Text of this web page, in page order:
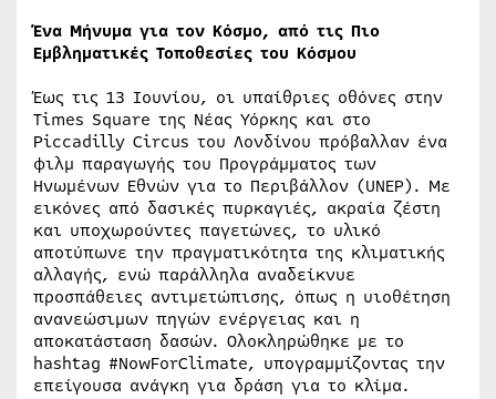
Ένα Μήνυμα για τον Κόσμο, από τις Πιο
Εμβληματικές Τοποθεσίες του Κόσμου
Έως τις 13 Ιουνίου, οι υπαίθριες οθόνες στην
Times Square της Νέας Υόρκης και στο
Piccadilly Circus του Λονδίνου πρόβαλλαν ένα
φιλμ παραγωγής του Προγράμματος των
Ηνωμένων Εθνών για το Περιβάλλον (UNEP). Με
εικόνες από δασικές πυρκαγιές, ακραία ζέστη
και υποχωρούντες παγετώνες, το υλικό
αποτύπωνε την πραγματικότητα της κλιματικής
αλλαγής, ενώ παράλληλα αναδείκνυε
προσπάθειες αντιμετώπισης, όπως η υιοθέτηση
ανανεώσιμων πηγών ενέργειας και η
αποκατάσταση δασών. Ολοκληρώθηκε με το
hashtag #NowForClimate, υπογραμμίζοντας την
επείγουσα ανάγκη για δράση για το κλίμα.